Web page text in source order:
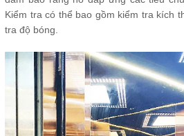
Kiểm tra có thể bao gồm kiểm tra kích
tra độ bóng.